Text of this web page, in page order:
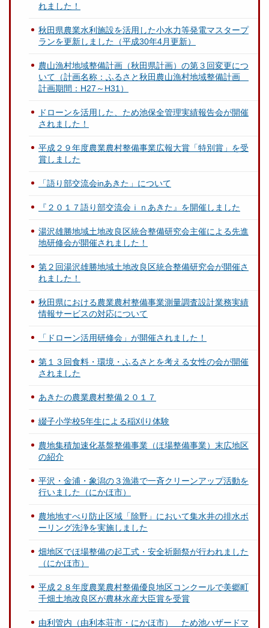
れました！
秋田県農業水利施設を活用した小水力等発電マスタープ
ランを更新しました（平成30年4月更新）
農山漁村地域整備計画（秋田県計画）の第３回変更につ
いて（計画名称：ふるさと秋田農山漁村地域整備計画
計画期間：H27～H31）
ドローンを活用した、ため池保全管理実績報告会が開催
されました！
平成２９年度農業農村整備事業広報大賞「特別賞」を受
賞しました
「語り部交流会inあきた」について
『２０１７語り部交流会ｉｎあきた』を開催しました
湯沢雄勝地域土地改良区統合整備研究会主催による先進
地研修会が開催されました！
第２回湯沢雄勝地域土地改良区統合整備研究会が開催さ
れました！
秋田県における農業農村整備事業測量調査設計業務実績
情報サービスの対応について
「ドローン活用研修会」が開催されました！
第１３回食料・環境・ふるさとを考える女性の会が開催
されました
あきたの農業農村整備２０１７
綴子小学校5年生による稲刈り体験
農地集積加速化基盤整備事業（ほ場整備事業）末広地区
の紹介
平沢・金浦・象潟の３漁港で一斉クリーンアップ活動を
行いました（にかほ市）
農地地すべり防止区域「除野」において集水井の排水ボ
ーリング洗浄を実施しました
畑地区でほ場整備の起工式・安全祈願祭が行われました
（にかほ市）
平成２８年度農業農村整備優良地区コンクールで美郷町
千畑土地改良区が農林水産大臣賞を受賞
由利管内（由利本荘市・にかほ市） ため池ハザードマ